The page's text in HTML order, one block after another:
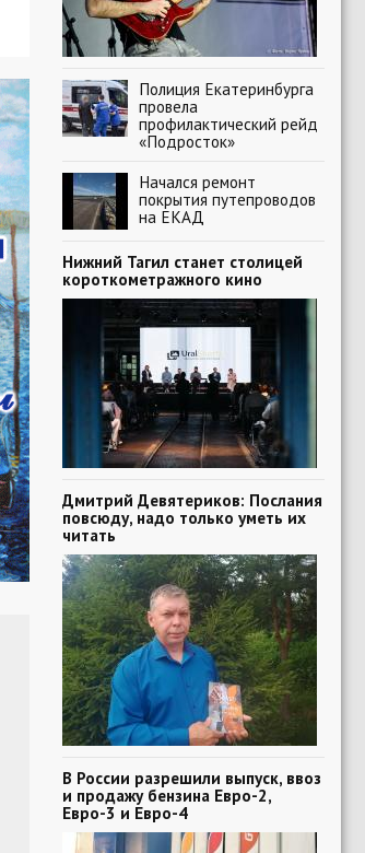
Полиция Екатеринбурга
провела
профилактический рейд
«Подросток»
Начался ремонт
покрытия путепроводов
на ЕКАД
Нижний Тагил станет столицей
короткометражного кино
Дмитрий Девятериков: Послания
повсюду, надо только уметь их
читать
В России разрешили выпуск, ввоз
и продажу бензина Евро-2,
Евро-3 и Евро-4